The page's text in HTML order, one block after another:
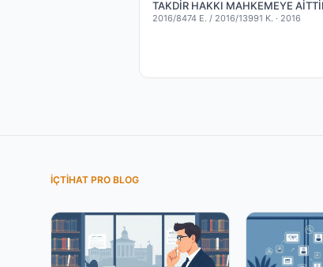
TAKDİR HAKKI MAHKEMEYE
2016/8474 E. / 2016/13991 K. · 2016
İÇTIHAT PRO BLOG